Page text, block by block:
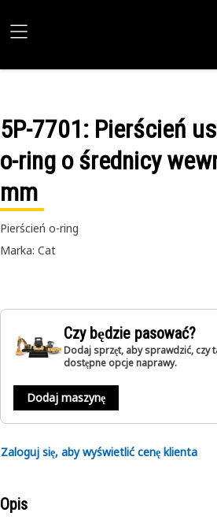
5P-7701: Pierścień
o-ring o średnicy
mm
Pierścień o-ring
Marka: Cat
Czy będzie pasować?
Dodaj sprzęt, aby sprawdzić, czy
dostępne opcje naprawy.
Dodaj maszynę
Zaloguj się, aby wyświetlić cenę klienta
Opis